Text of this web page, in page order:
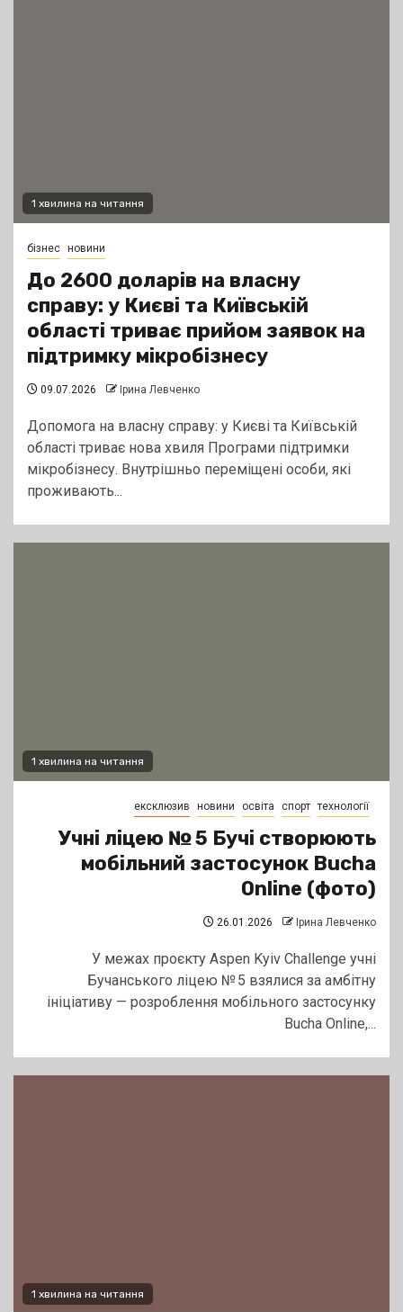
1 хвилина на читання
бізнес новини
До 2600 доларів на власну
справу: у Києві та Київській
області триває прийом заявок на
підтримку мікробізнесу
09.07.2026 Ірина Левченко
Допомога на власну справу: у Києві та Київській
області триває нова хвиля Програми підтримки
мікробізнесу. Внутрішньо переміщені особи, які
проживають...
1 хвилина на читання
ексклюзив новини освіта спорт технології
Учні ліцею № 5 Бучі створюють
мобільний застосунок Bucha
Online (фото)
26.01.2026 Ірина Левченко
У межах проєкту Aspen Kyiv Challenge учні
Бучанського ліцею № 5 взялися за амбітну
ініціативу — розроблення мобільного застосунку
Bucha Online,...
1 хвилина на читання